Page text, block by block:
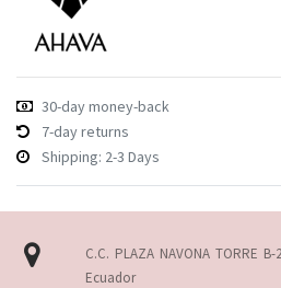
30-day money-back
7-day returns
Shipping: 2-3 Days
C.C. PLAZA NAVONA TORRE B-
Ecuador